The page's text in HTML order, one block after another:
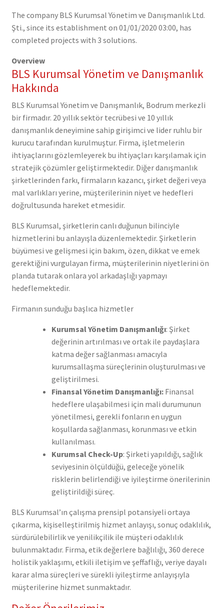
The company BLS Kurumsal Yönetim ve Danışmanlık Ltd.
Şti., since its establishment on 01/01/2020 03:00, has
completed projects with 3 solutions.
Overview
BLS Kurumsal Yönetim ve Danışmanlık
Hakkında
BLS Kurumsal Yönetim ve Danışmanlık, Bodrum merkezli
bir firmadır. 20 yıllık sektör tecrübesi ve 10 yıllık
danışmanlık deneyimine sahip girişimci ve lider ruhlu bir
kurucu tarafından kurulmuştur. Firma, işletmelerin
ihtiyaçlarını gözlemleyerek bu ihtiyaçları karşılamak için
stratejik çözümler geliştirmektedir. Diğer danışmanlık
şirketlerinden farkı, firmaların kazancı, şirket değeri veya
mal varlıkları yerine, müşterilerinin niyet ve hedefleri
doğrultusunda hareket etmesidir.
BLS Kurumsal, şirketlerin canlı duğunun bilinciyle
hizmetlerini bu anlayışla düzenlemektedir. Şirketlerin
büyümesi ve gelişmesi için bakım, özen, dikkat ve emek
gerektiğini vurgulayan firma, müşterilerinin niyetlerini ön
planda tutarak onlara yol arkadaşlığı yapmayı
hedeflemektedir.
Firmanın sunduğu başlıca hizmetler
Kurumsal Yönetim Danışmanlığı: Şirket
değerinin artırılması ve ortak ile paydaşlara
katma değer sağlanması amacıyla
kurumsallaşma süreçlerinin oluşturulması ve
geliştirilmesi.
Finansal Yönetim Danışmanlığı:Finansal
hedeflere ulaşabilmesi için mali durumunun
yönetilmesi, gerekli fonların en uygun
koşullarda sağlanması, korunması ve etkin
kullanılması.
Kurumsal Check-Up: Şirketi yapıldığı, sağlık
seviyesinin ölçüldüğü, geleceğe yönelik
risklerin belirlendiği ve iyileştirme önerilerinin
geliştirildiği süreç.
BLS Kurumsal’ın çalışma prensipl potansiyeli ortaya
çıkarma, kişiselleştirilmiş hizmet anlayışı, sonuç odaklılık,
sürdürülebilirlik ve yenilikçilik ile müşteri odaklılık
bulunmaktadır. Firma, etik değerlere bağlılığı, 360 derece
holistik yaklaşımı, etkili iletişim ve şeffaflığı, veriye dayalı
karar alma süreçleri ve sürekli iyileştirme anlayışıyla
müşterilerine hizmet sunmaktadır.